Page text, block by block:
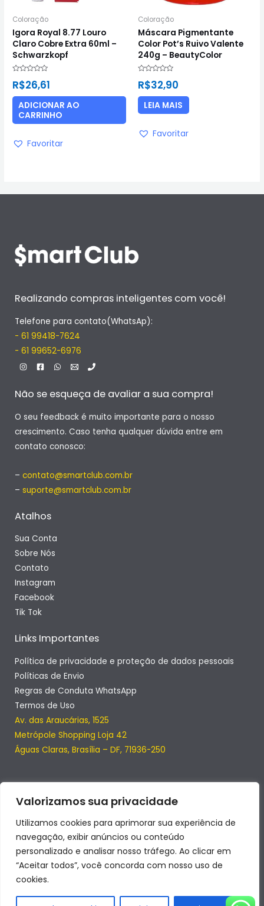
Valorizamos sua privacidade
Utilizamos cookies para aprimorar sua experiência de
navegação, exibir anúncios ou conteúdo
personalizado e analisar nosso tráfego. Ao clicar em
“Aceitar todos”, você concorda com nosso uso de
cookies.
Coloração
Igora Royal 8.77 Louro
Claro Cobre Extra 60ml –
Schwarzkopf
0
5
R$26,61
ADICIONAR AO
CARRINHO
Favoritar
Coloração
Máscara Pigmentante
Color Pot’s Ruivo Valente
240g – BeautyColor
0
5
R$32,90
LEIA MAIS
Favoritar
Realizando compras inteligentes com você!
Telefone para contato(WhatsAp):
- 61 99418-7624
- 61 99652-6976
Não se esqueça de avaliar a sua compra!
O seu feedback é muito importante para o nosso
crescimento. Caso tenha qualquer dúvida entre em
contato conosco:
– contato@smartclub.com.br
– suporte@smartclub.com.br
Atalhos
Sua Conta
Sobre Nós
Contato
Instagram
Facebook
Tik Tok
Links Importantes
Política de privacidade e proteção de dados pessoais
Políticas de Envio
Regras de Conduta WhatsApp
Termos de Uso
Av. das Araucárias, 1525
Metrópole Shopping Loja 42
Águas Claras, Brasília – DF, 71936-250